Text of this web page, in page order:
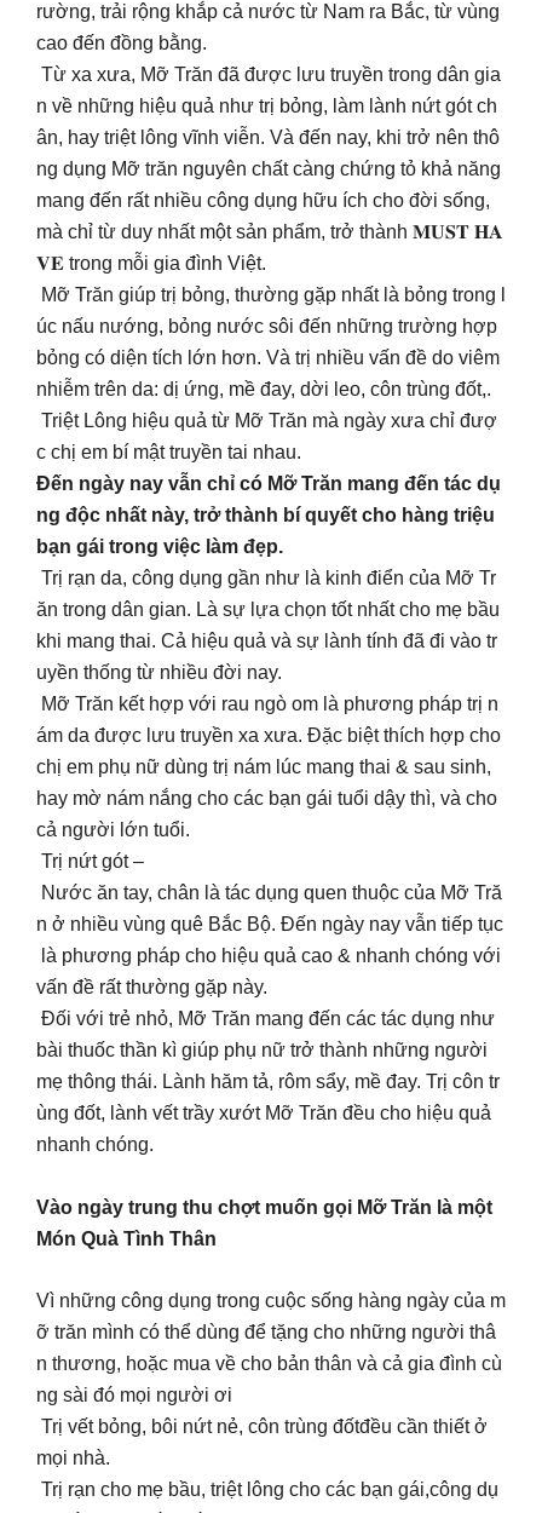
rường, trải rộng khắp cả nước từ Nam ra Bắc, từ vùng
cao đến đồng bằng.
Từ xa xưa, Mỡ Trăn đã được lưu truyền trong dân gia
n về những hiệu quả như trị bỏng, làm lành nứt gót ch
ân, hay triệt lông vĩnh viễn. Và đến nay, khi trở nên thô
ng dụng Mỡ trăn nguyên chất càng chứng tỏ khả năng
mang đến rất nhiều công dụng hữu ích cho đời sống,
mà chỉ từ duy nhất một sản phẩm, trở thành 𝐌𝐔𝐒𝐓 𝐇𝐀
𝐕𝐄 trong mỗi gia đình Việt.
Mỡ Trăn giúp trị bỏng, thường gặp nhất là bỏng trong l
úc nấu nướng, bỏng nước sôi đến những trường hợp
bỏng có diện tích lớn hơn. Và trị nhiều vấn đề do viêm
nhiễm trên da: dị ứng, mề đay, dời leo, côn trùng đốt,.
Triệt Lông hiệu quả từ Mỡ Trăn mà ngày xưa chỉ đượ
c chị em bí mật truyền tai nhau.
Đến ngày nay vẫn chỉ có Mỡ Trăn mang đến tác dụ
ng độc nhất này, trở thành bí quyết cho hàng triệu
bạn gái trong việc làm đẹp.
Trị rạn da, công dụng gần như là kinh điển của Mỡ Tr
ăn trong dân gian. Là sự lựa chọn tốt nhất cho mẹ bầu
khi mang thai. Cả hiệu quả và sự lành tính đã đi vào tr
uyền thống từ nhiều đời nay.
Mỡ Trăn kết hợp với rau ngò om là phương pháp trị n
ám da được lưu truyền xa xưa. Đặc biệt thích hợp cho
chị em phụ nữ dùng trị nám lúc mang thai & sau sinh,
hay mờ nám nắng cho các bạn gái tuổi dậy thì, và cho
cả người lớn tuổi.
Trị nứt gót –
Nước ăn tay, chân là tác dụng quen thuộc của Mỡ Tră
n ở nhiều vùng quê Bắc Bộ. Đến ngày nay vẫn tiếp tục
là phương pháp cho hiệu quả cao & nhanh chóng với
vấn đề rất thường gặp này.
Đối với trẻ nhỏ, Mỡ Trăn mang đến các tác dụng như
bài thuốc thần kì giúp phụ nữ trở thành những người
mẹ thông thái. Lành hăm tả, rôm sẩy, mề đay. Trị côn tr
ùng đốt, lành vết trầy xướt Mỡ Trăn đều cho hiệu quả
nhanh chóng.
Vào ngày trung thu chợt muốn gọi Mỡ Trăn là một
Món Quà Tình Thân
Vì những công dụng trong cuộc sống hàng ngày của m
ỡ trăn mình có thể dùng để tặng cho những người thâ
n thương, hoặc mua về cho bản thân và cả gia đình cù
ng sài đó mọi người ơi
Trị vết bỏng, bôi nứt nẻ, côn trùng đốtđều cần thiết ở
mọi nhà.
Trị rạn cho mẹ bầu, triệt lông cho các bạn gái,công dụ